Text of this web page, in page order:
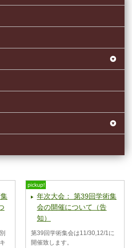
年次大会： 第39回学術集
会の開催について（告
知）
第39回学術集会は11/30,12/1に
開催致します。